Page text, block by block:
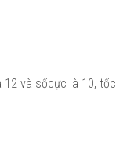
12 và sốcực là 10, tốc